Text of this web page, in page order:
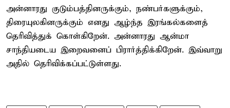
அன்னாரது குடும்பத்தினருக்கும், நண்பர்களுக்கும்,
திரையுலகினருக்கும் எனது ஆழ்ந்த இரங்கல்களைத்
தெரிவித்துக் கொள்கிறேன். அன்னாரது ஆன்மா
சாந்தியடைய இறைவனைப் பிரார்த்திக்கிறேன். இவ்வாறு
அதில் தெரிவிக்கப்பட்டுள்ளது.